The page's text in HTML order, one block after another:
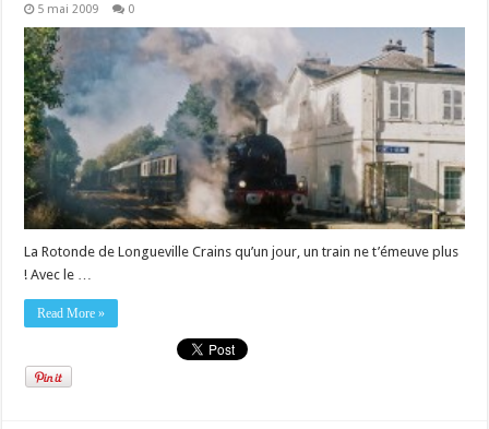
5 mai 2009 0
La Rotonde de Longueville Crains qu’un jour, un train ne t’émeuve plus
! Avec le …
Read More »